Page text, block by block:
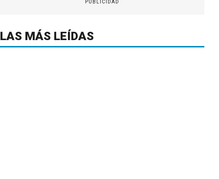
PUBLICIDAD
LAS MÁS LEÍDAS